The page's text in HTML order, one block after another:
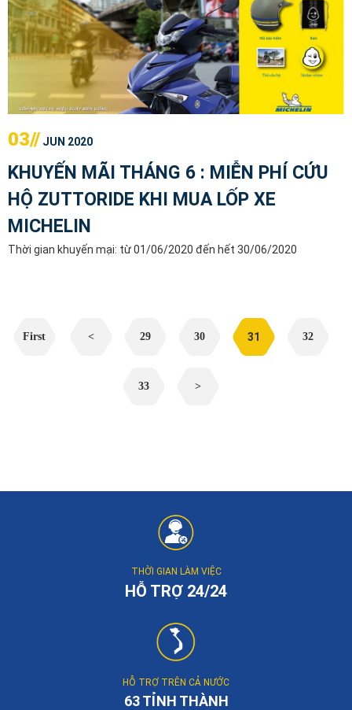
03// JUN 2020
KHUYẾN MÃI THÁNG 6 : MIỄN PHÍ CỨU
HỘ ZUTTORIDE KHI MUA LỐP XE
MICHELIN
Thời gian khuyến mại: từ 01/06/2020 đến hết 30/06/2020
First < 29 30 31 32
33 >
THỜI GIAN LÀM VIỆC
HỖ TRỢ 24/24
HỖ TRỢ TRÊN CẢ NƯỚC
63 TỈNH THÀNH